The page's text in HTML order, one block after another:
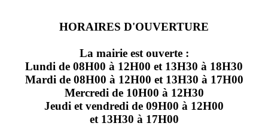
HORAIRES D'OUVERTURE
La mairie est ouverte :
Lundi de 08H00 à 12H00 et 13H30 à 18H30
Mardi de 08H00 à 12H00 et 13H30 à 17H00
Mercredi de 10H00 à 12H30
Jeudi et vendredi de 09H00 à 12H00
et 13H30 à 17H00